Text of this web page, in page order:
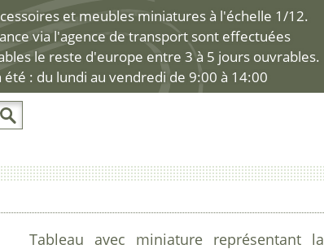
et meubles miniatures à l'échelle 1/12.
via l'agence de transport sont effectuées
le reste d'europe entre 3 à 5 jours ouvrables.
: du lundi au vendredi de 9:00 à 14:00
Tableau avec miniature représentant la